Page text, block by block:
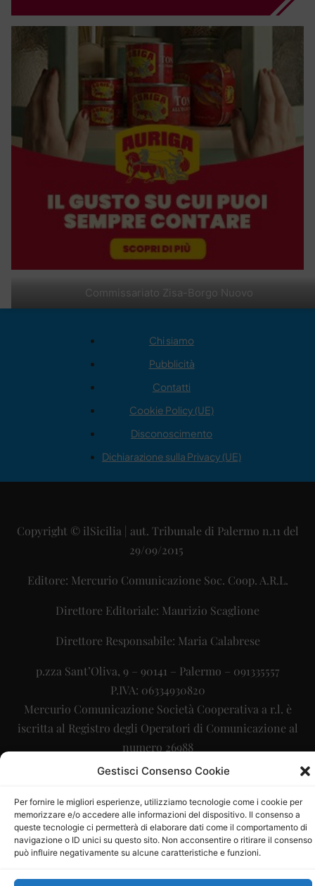
Gestisci Consenso Cookie
Per fornire le migliori esperienze, utilizziamo tecnologie come i cookie per
memorizzare e/o accedere alle informazioni del dispositivo. Il consenso a
queste tecnologie ci permetterà di elaborare dati come il comportamento di
navigazione o ID unici su questo sito. Non acconsentire o ritirare il consenso
può influire negativamente su alcune caratteristiche e funzioni.
Commissariato Zisa-Borgo Nuovo
Chi siamo
Pubblicità
Contatti
Cookie Policy (UE)
Disconoscimento
Dichiarazione sulla Privacy (UE)
Copyright © ilSicilia | aut. Tribunale di Palermo n.11 del
29/09/2015
Editore: Mercurio Comunicazione Soc. Coop. A.R.L.
Direttore Editoriale: Maurizio Scaglione
Direttore Responsabile: Maria Calabrese
p.zza Sant’Oliva, 9 – 90141 – Palermo – 091335557
P.IVA: 06334930820
Mercurio Comunicazione Società Cooperativa a r.l. è
iscritta al Registro degli Operatori di Comunicazione al
numero 26988
Sito gestito daLa Digitale srl– info@ladigitale.it